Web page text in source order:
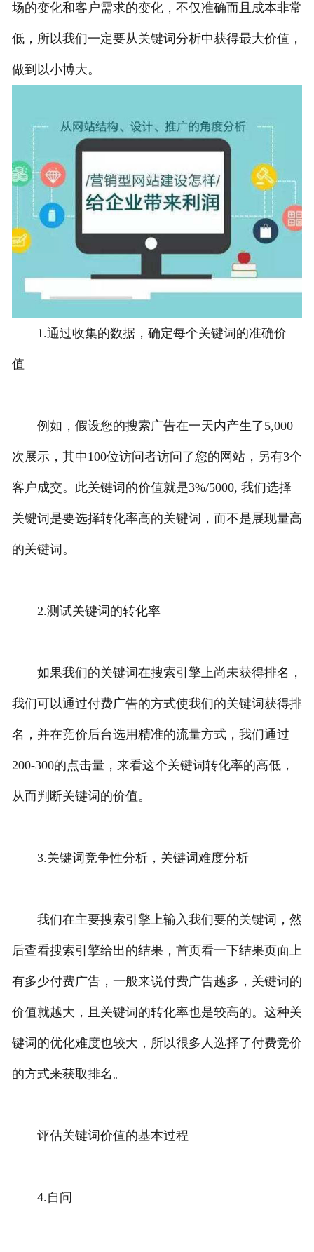
场的变化和客户需求的变化，不仅准确而且成本非常
低，所以我们一定要从关键词分析中获得最大价值，
做到以小博大。
1.通过收集的数据，确定每个关键词的准确价
值
例如，假设您的搜索广告在一天内产生了5,000
次展示，其中100位访问者访问了您的网站，另有3个
客户成交。此关键词的价值就是3%/5000, 我们选择
关键词是要选择转化率高的关键词，而不是展现量高
的关键词。
2.测试关键词的转化率
如果我们的关键词在搜索引擎上尚未获得排名，
我们可以通过付费广告的方式使我们的关键词获得排
名，并在竞价后台选用精准的流量方式，我们通过
200-300的点击量，来看这个关键词转化率的高低，
从而判断关键词的价值。
3.关键词竞争性分析，关键词难度分析
我们在主要搜索引擎上输入我们要的关键词，然
后查看搜索引擎给出的结果，首页看一下结果页面上
有多少付费广告，一般来说付费广告越多，关键词的
价值就越大，且关键词的转化率也是较高的。这种关
键词的优化难度也较大，所以很多人选择了付费竞价
的方式来获取排名。
评估关键词价值的基本过程
4.自问